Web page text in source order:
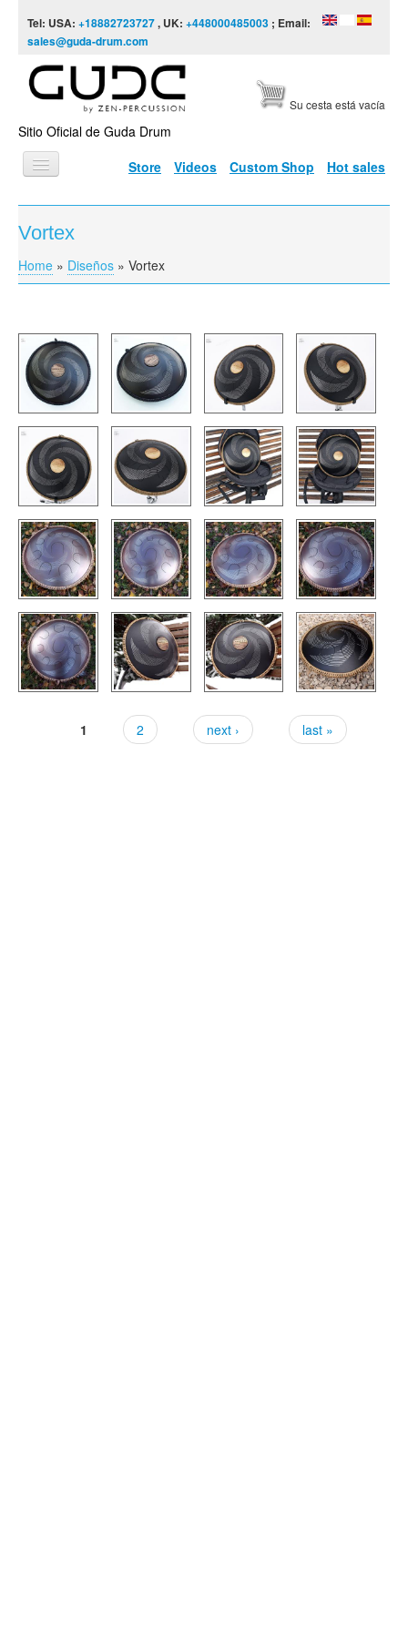
Tel: USA: +18882723727, UK: +448000485003 ; Email:
sales@guda-drum.com
Sitio Oficial de Guda Drum
Su cesta está vacía
Store Videos Custom Shop Hot sales
INICIO
TIPOS DE GUDA
DISEÑOS
INFORMACIÓN
VÍDEOS
TIENDA
PEDIDO
VENTAS
CONTÁCTENOS
Vortex
You are here
Home » Diseños » Vortex
1 2 next › last »